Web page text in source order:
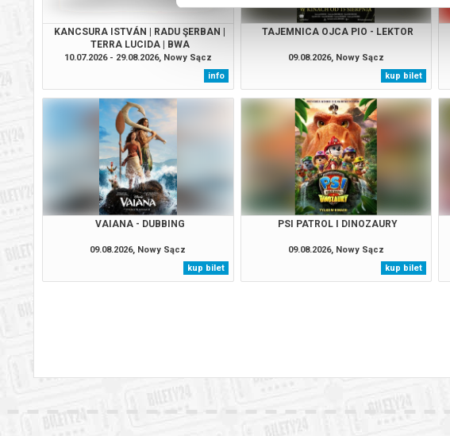
KANCSURA ISTVÁN | RADU ŞERBAN |
TERRA LUCIDA | BWA
10.07.2026 - 29.08.2026, Nowy Sącz
info
TAJEMNICA OJCA PIO - LEKTOR
09.08.2026, Nowy Sącz
kup bilet
VAIANA - DUBBING
09.08.2026, Nowy Sącz
kup bilet
PSI PATROL I DINOZAURY
09.08.2026, Nowy Sącz
kup bilet